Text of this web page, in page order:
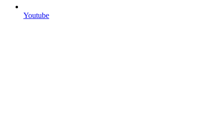
Youtube